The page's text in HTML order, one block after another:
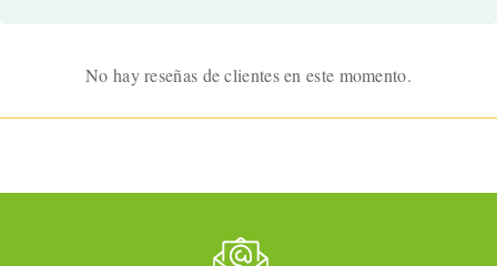
No hay reseñas de clientes en este momento.